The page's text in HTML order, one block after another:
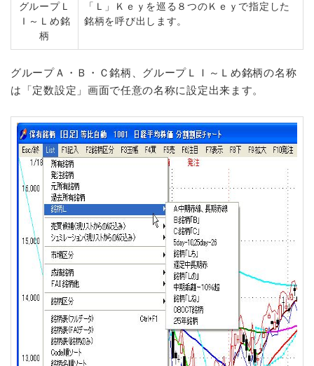
グループＬ
Ｉ～Ｌめ銘
柄
「Ｌ」Ｋｅｙを巡る８つのＫｅｙで指定した
銘柄を呼び出します。
グループＡ・Ｂ・Ｃ銘柄、グループＬＩ～Ｌめ銘柄の名称
は「定数設定」画面で任意の名称に設定出来ます。